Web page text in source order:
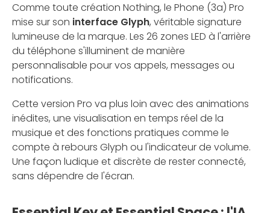
Comme toute création Nothing, le Phone (3a) Pro
mise sur son interface Glyph, véritable signature
lumineuse de la marque. Les 26 zones LED à l'arrière
du téléphone s'illuminent de manière
personnalisable pour vos appels, messages ou
notifications.
Cette version Pro va plus loin avec des animations
inédites, une visualisation en temps réel de la
musique et des fonctions pratiques comme le
compte à rebours Glyph ou l'indicateur de volume.
Une façon ludique et discrète de rester connecté,
sans dépendre de l'écran.